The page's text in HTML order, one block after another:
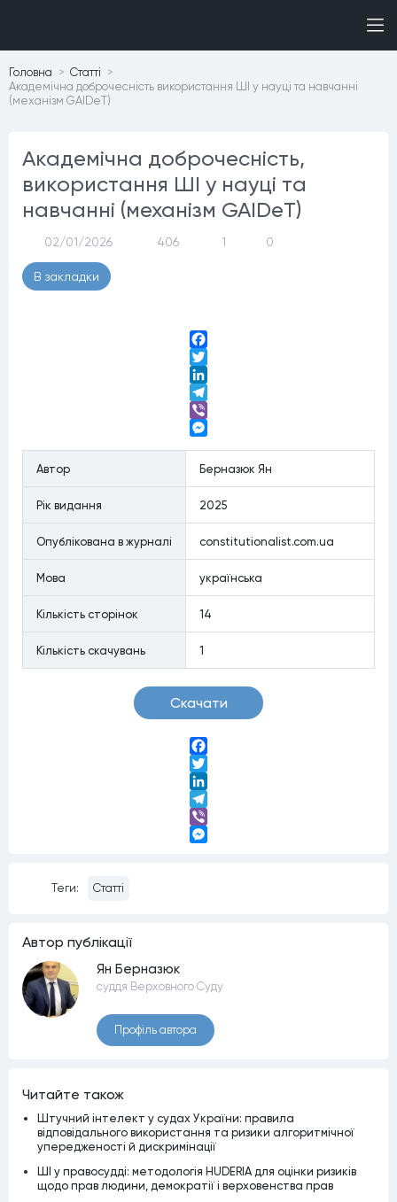
Головна
Статтi
Академічна доброчесність використання ШІ у науці та навчанні
(механізм GAIDeT)
Академічна доброчесність,
використання ШІ у науці та
навчанні (механізм GAIDeT)
02/01/2026 406 1 0
В закладки
Facebook
Twitter
LinkedIn
Telegram
Viber
Автор
Берназюк Ян
Рiк видання 2025
Опублiкована в журналi constitutionalist.com.ua
Мова українська
Кiлькiсть сторiнок 14
Кiлькiсть скачувань 1
Скачати
Facebook
Twitter
LinkedIn
Telegram
Viber
Теги: Статті
Автор публiкацiї
Ян Берназюк
суддя Верховного Суду
Профiль автора
Читайте також
Штучний інтелект у судах України: правила
відповідального використання та ризики алгоритмічної
упередженості й дискримінації
ШІ у правосудді: методологія HUDERIA для оцінки ризиків
щодо прав людини, демократії і верховенства прав